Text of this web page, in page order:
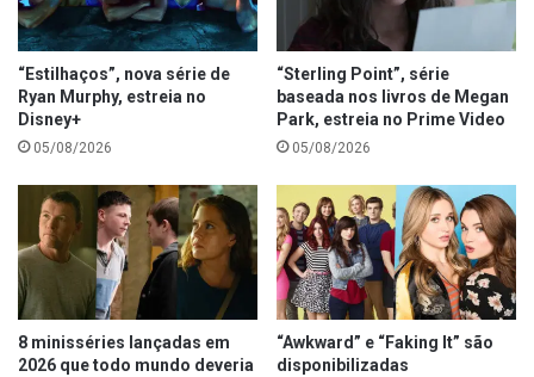
“Estilhaços”, nova série de
Ryan Murphy, estreia no
Disney+
05/08/2026
“Sterling Point”, série
baseada nos livros de Megan
Park, estreia no Prime Video
05/08/2026
8 minisséries lançadas em
2026 que todo mundo deveria
“Awkward” e “Faking It” são
disponibilizadas